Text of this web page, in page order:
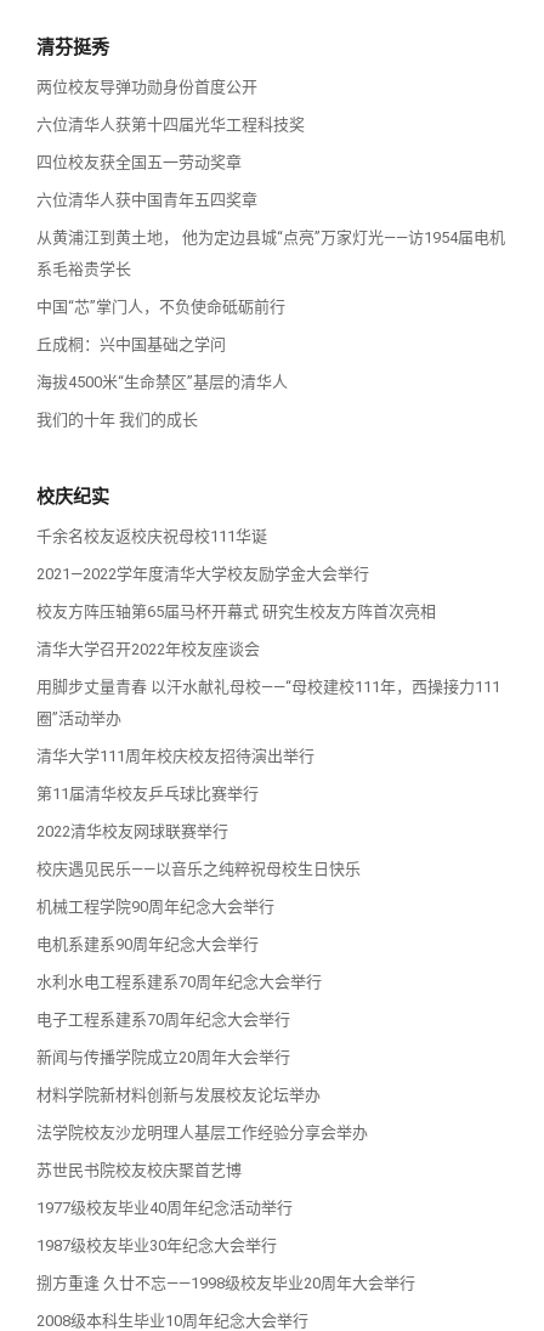
清芬挺秀
两位校友导弹功勋身份首度公开
六位清华人获第十四届光华工程科技奖
四位校友获全国五一劳动奖章
六位清华人获中国青年五四奖章
从黄浦江到黄土地， 他为定边县城“点亮”万家灯光——访1954届电机
系毛裕贵学长
中国“芯”掌门人，不负使命砥砺前行
丘成桐：兴中国基础之学问
海拔4500米“生命禁区”基层的清华人
我们的十年 我们的成长
校庆纪实
千余名校友返校庆祝母校111华诞
2021—2022学年度清华大学校友励学金大会举行
校友方阵压轴第65届马杯开幕式 研究生校友方阵首次亮相
清华大学召开2022年校友座谈会
用脚步丈量青春 以汗水献礼母校——“母校建校111年，西操接力111
圈”活动举办
清华大学111周年校庆校友招待演出举行
第11届清华校友乒乓球比赛举行
2022清华校友网球联赛举行
校庆遇见民乐——以音乐之纯粹祝母校生日快乐
机械工程学院90周年纪念大会举行
电机系建系90周年纪念大会举行
水利水电工程系建系70周年纪念大会举行
电子工程系建系70周年纪念大会举行
新闻与传播学院成立20周年大会举行
材料学院新材料创新与发展校友论坛举办
法学院校友沙龙明理人基层工作经验分享会举办
苏世民书院校友校庆聚首艺博
1977级校友毕业40周年纪念活动举行
1987级校友毕业30年纪念大会举行
捌方重逢 久廿不忘——1998级校友毕业20周年大会举行
2008级本科生毕业10周年纪念大会举行